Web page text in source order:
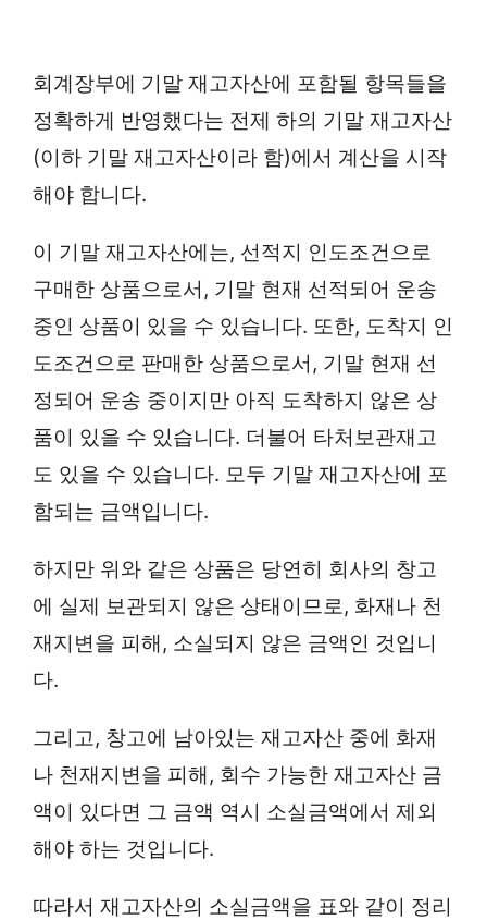
회계장부에 기말 재고자산에 포함될 항목들을
정확하게 반영했다는 전제 하의 기말 재고자산
(이하 기말 재고자산이라 함)에서 계산을 시작
해야 합니다.
이 기말 재고자산에는, 선적지 인도조건으로
구매한 상품으로서, 기말 현재 선적되어 운송
중인 상품이 있을 수 있습니다. 또한, 도착지 인
도조건으로 판매한 상품으로서, 기말 현재 선
정되어 운송 중이지만 아직 도착하지 않은 상
품이 있을 수 있습니다. 더불어 타처보관재고
도 있을 수 있습니다. 모두 기말 재고자산에 포
함되는 금액입니다.
하지만 위와 같은 상품은 당연히 회사의 창고
에 실제 보관되지 않은 상태이므로, 화재나 천
재지변을 피해, 소실되지 않은 금액인 것입니
다.
그리고, 창고에 남아있는 재고자산 중에 화재
나 천재지변을 피해, 회수 가능한 재고자산 금
액이 있다면 그 금액 역시 소실금액에서 제외
해야 하는 것입니다.
따라서 재고자산의 소실금액을 표와 같이 정리